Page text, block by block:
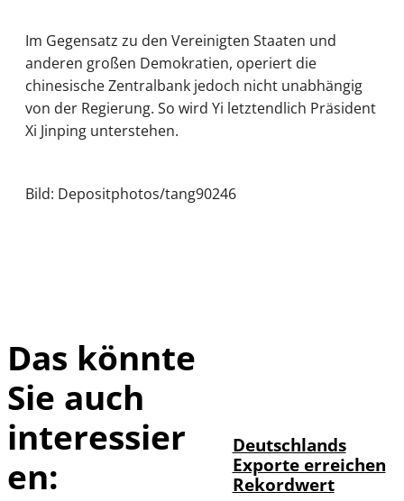
Im Gegensatz zu den Vereinigten Staaten und
anderen großen Demokratien, operiert die
chinesische Zentralbank jedoch nicht unabhängig
von der Regierung. So wird Yi letztendlich Präsident
Xi Jinping unterstehen.
Bild: Depositphotos/tang90246
Das könnte
Sie auch
interessier
en:
Deutschlands
Exporte erreichen
Rekordwert